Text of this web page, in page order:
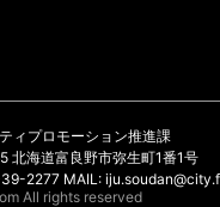
ィプロモーション推進課
北海道富良野市弥生町1番1号
2277 MAIL:
All rights reserved